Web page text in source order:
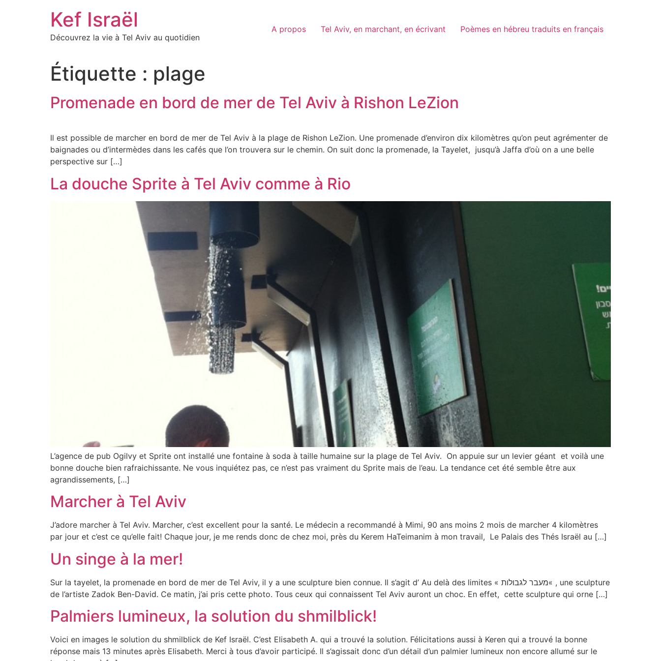
Kef Israël
Découvrez la vie à Tel Aviv au quotidien
A propos Tel Aviv, en marchant, en écrivant Poèmes en hébreu traduits en français
Étiquette : plage
Promenade en bord de mer de Tel Aviv à Rishon LeZion
Il est possible de marcher en bord de mer de Tel Aviv à la plage de Rishon LeZion. Une promenade d’environ dix kilomètres qu’on peut agrémenter de
baignades ou d’intermèdes dans les cafés que l’on trouvera sur le chemin. On suit donc la promenade, la Tayelet, jusqu’à Jaffa d’où on a une belle
perspective sur […]
La douche Sprite à Tel Aviv comme à Rio
L’agence de pub Ogilvy et Sprite ont installé une fontaine à soda à taille humaine sur la plage de Tel Aviv. On appuie sur un levier géant et voilà une
bonne douche bien rafraichissante. Ne vous inquiétez pas, ce n’est pas vraiment du Sprite mais de l’eau. La tendance cet été semble être aux
agrandissements, […]
Marcher à Tel Aviv
J’adore marcher à Tel Aviv. Marcher, c’est excellent pour la santé. Le médecin a recommandé à Mimi, 90 ans moins 2 mois de marcher 4 kilomètres
par jour et c’est ce qu’elle fait! Chaque jour, je me rends donc de chez moi, près du Kerem HaTeimanim à mon travail, Le Palais des Thés Israël au […]
Un singe à la mer!
Sur la tayelet, la promenade en bord de mer de Tel Aviv, il y a une sculpture bien connue. Il s’agit d’ Au delà des limites « מעבר לגבולות« , une sculpture
de l’artiste Zadok Ben-David. Ce matin, j’ai pris cette photo. Tous ceux qui connaissent Tel Aviv auront un choc. En effet, cette sculpture qui orne […]
Palmiers lumineux, la solution du shmilblick!
Voici en images le solution du shmilblick de Kef Israël. C’est Elisabeth A. qui a trouvé la solution. Félicitations aussi à Keren qui a trouvé la bonne
réponse mais 13 minutes après Elisabeth. Merci à tous d’avoir participé. Il s’agissait donc d’un détail d’un palmier lumineux non encore allumé sur le